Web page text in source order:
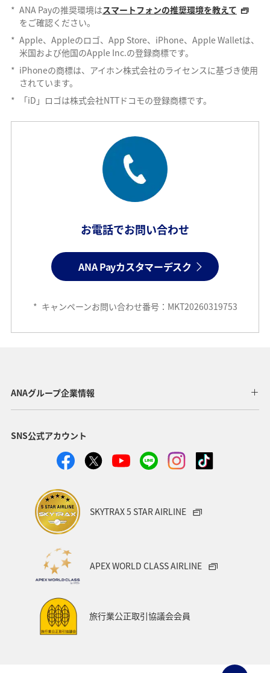
* ANA Payの推奨環境はスマートフォンの推奨環境を教えて
をご確認ください。
* Apple、Appleのロゴ、App Store、iPhone、Apple Walletは、
米国および他国のApple Inc.の登録商標です。
* iPhoneの商標は、アイホン株式会社のライセンスに基づき使用
されています。
*
「iD」ロゴは株式会社NTTドコモの登録商標です。
お電話でお問い合わせ
ANA Payカスタマーデスク
* キャンペーンお問い合わせ番号：MKT20260319753
ANAグループ企業情報
SNS公式アカウント
SKYTRAX 5 STAR AIRLINE
APEX WORLD CLASS AIRLINE
旅行業公正取引協議会会員